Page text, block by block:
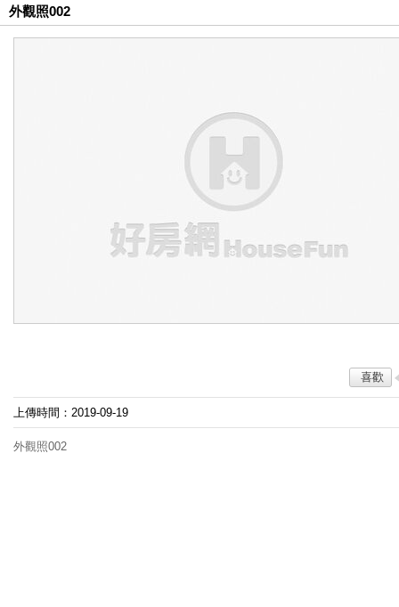
外觀照002
喜歡
上傳時間：2019-09-19
外觀照002